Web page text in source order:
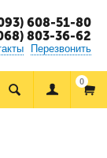
608-51-80
803-36-62
Перезвонить
0